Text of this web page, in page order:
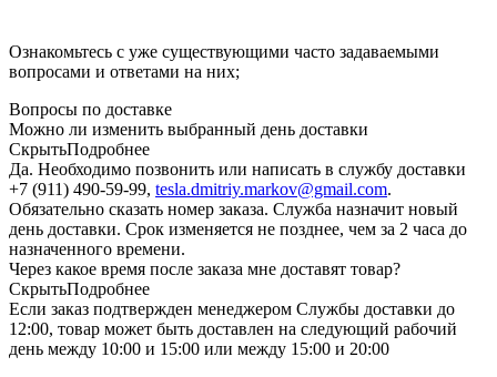
Ознакомьтесь с уже существующими часто задаваемыми
вопросами и ответами на них;
Вопросы по доставке
Можно ли изменить выбранный день доставки
СкрытьПодробнее
Да. Необходимо позвонить или написать в службу доставки
+7 (911) 490-59-99, tesla.dmitriy.markov@gmail.com.
Обязательно сказать номер заказа. Служба назначит новый
день доставки. Срок изменяется не позднее, чем за 2 часа до
назначенного времени.
Через какое время после заказа мне доставят товар?
СкрытьПодробнее
Если заказ подтвержден менеджером Службы доставки до
12:00, товар может быть доставлен на следующий рабочий
день между 10:00 и 15:00 или между 15:00 и 20:00